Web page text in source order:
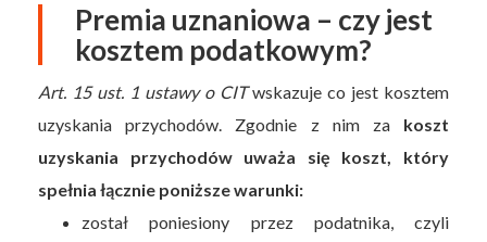
Premia uznaniowa – czy jest
kosztem podatkowym?
Art. 15 ust. 1 ustawy o CITwskazuje co jest kosztem
uzyskania przychodów. Zgodnie z nim za koszt
uzyskania przychodów uważa się koszt, który
spełnia łącznie poniższe warunki:
został poniesiony przez podatnika, czyli